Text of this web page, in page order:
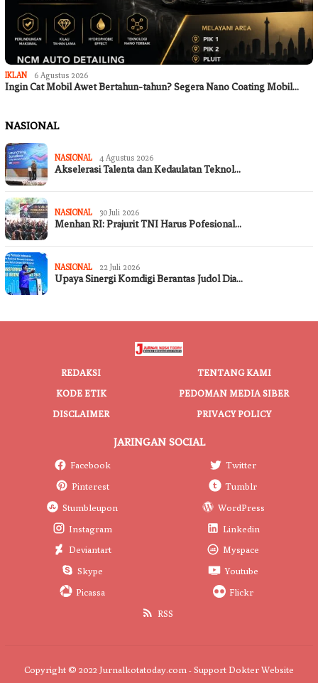
IKLAN 6 Agustus 2026
Ingin Cat Mobil Awet Bertahun-tahun? Segera Nano Coating Mobil…
NASIONAL
NASIONAL 4 Agustus 2026
Akselerasi Talenta dan Kedaulatan Teknol…
NASIONAL 30 Juli 2026
Menhan RI: Prajurit TNI Harus Pofesional…
NASIONAL 22 Juli 2026
Upaya Sinergi Komdigi Berantas Judol Dia…
REDAKSI
TENTANG KAMI
KODE ETIK
PEDOMAN MEDIA SIBER
DISCLAIMER
PRIVACY POLICY
JARINGAN SOCIAL
Facebook
Twitter
Pinterest
Tumblr
Stumbleupon
WordPress
Instagram
Linkedin
Deviantart
Myspace
Skype
Youtube
Picassa
Flickr
RSS
Copyright © 2022 Jurnalkotatoday.com - Support Dokter Website